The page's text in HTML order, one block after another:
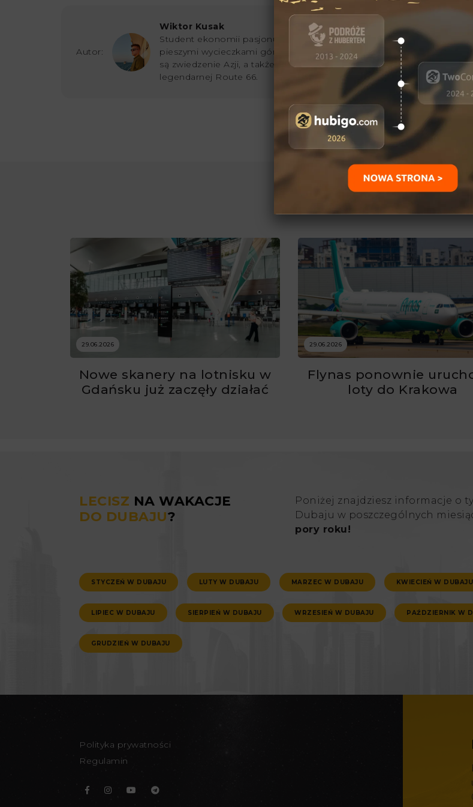
Autor:
Wiktor Kusak
Student ekonomii pasjonujący się podróżami i
pieszymi wycieczkami górskimi. Jego marzeniami
są zwiedzenie Azji, a także przejechanie
legendarnej Route 66.
Ostatnio
29.06.2026
Nowe skanery na lotnisku w
Gdańsku już zaczęły działać
29.06.2026
Flynas ponownie
loty do Krakowa
LECISZ NA WAKACJE
DO DUBAJU?
Poniżej znajdziesz informacje o
Dubaju w poszczególnych
pory roku!
STYCZEŃ W DUBAJU LUTY W DUBAJU MARZEC W DUBAJU KWIECIEŃ W DUBAJU
LIPIEC W DUBAJU SIERPIEŃ W DUBAJU WRZESIEŃ W DUBAJU PAŹDZIERNIK W
GRUDZIEŃ W DUBAJU
Polityka prywatności
Regulamin